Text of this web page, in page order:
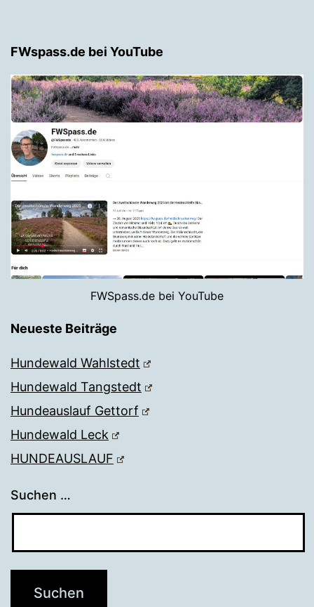
FWspass.de bei YouTube
FWSpass.de bei YouTube
Neueste Beiträge
Hundewald Wahlstedt
Hundewald Tangstedt
Hundeauslauf Gettorf
Hundewald Leck
HUNDEAUSLAUF
Suchen …